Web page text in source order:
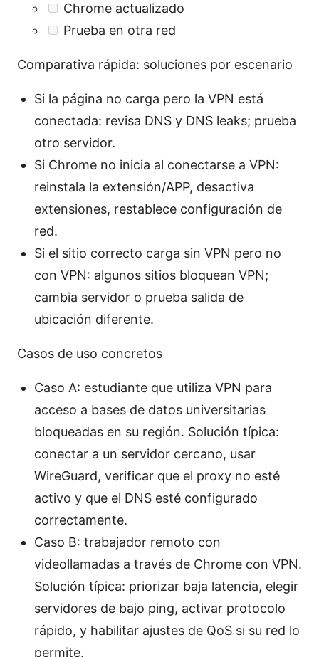
Chrome actualizado
Prueba en otra red
Comparativa rápida: soluciones por escenario
Si la página no carga pero la VPN está
conectada: revisa DNS y DNS leaks; prueba
otro servidor.
Si Chrome no inicia al conectarse a VPN:
reinstala la extensión/APP, desactiva
extensiones, restablece configuración de
red.
Si el sitio correcto carga sin VPN pero no
con VPN: algunos sitios bloquean VPN;
cambia servidor o prueba salida de
ubicación diferente.
Casos de uso concretos
Caso A: estudiante que utiliza VPN para
acceso a bases de datos universitarias
bloqueadas en su región. Solución típica:
conectar a un servidor cercano, usar
WireGuard, verificar que el proxy no esté
activo y que el DNS esté configurado
correctamente.
Caso B: trabajador remoto con
videollamadas a través de Chrome con VPN.
Solución típica: priorizar baja latencia, elegir
servidores de bajo ping, activar protocolo
rápido, y habilitar ajustes de QoS si su red lo
permite.